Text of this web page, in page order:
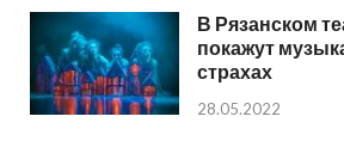
В Рязанском
покажут
страхах
28.05.2022